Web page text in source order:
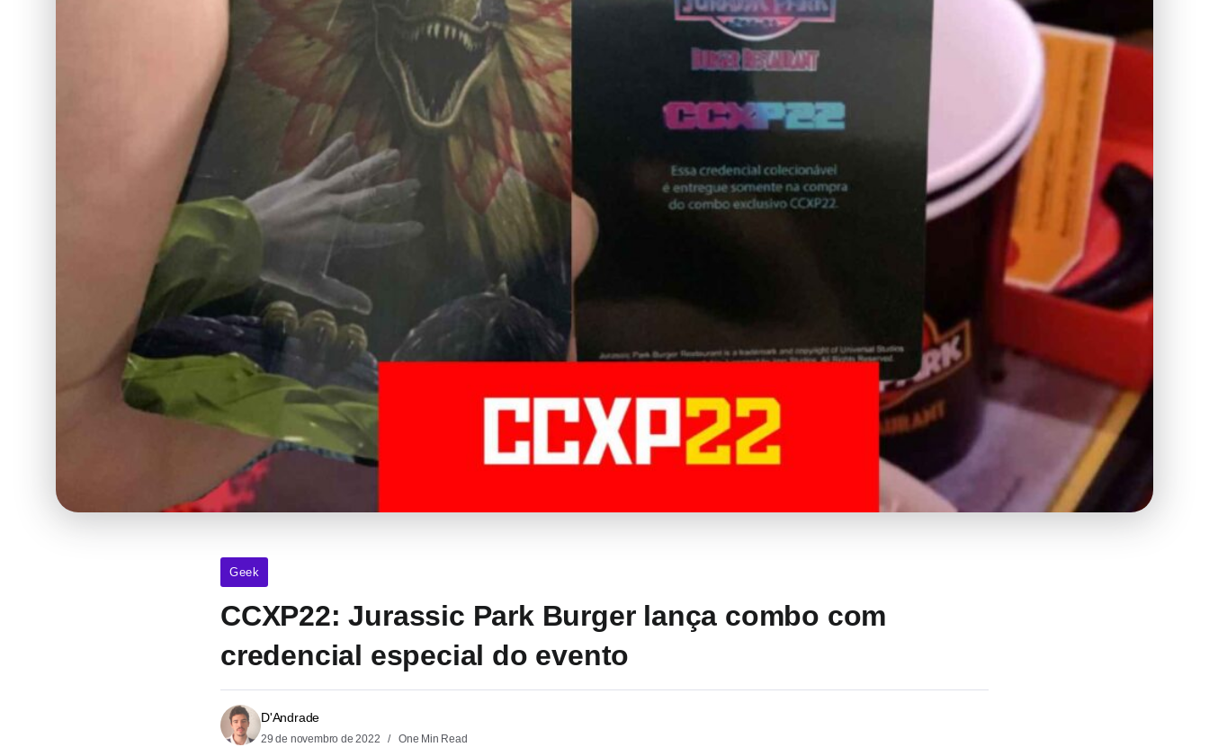
Geek
CCXP22: Jurassic Park Burger lança combo com
credencial especial do evento
D'Andrade
29 de novembro de 2022 One Min Read